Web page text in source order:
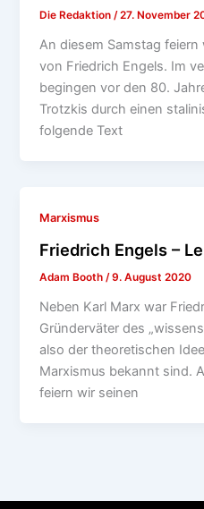
Die Redaktion/27. November
An diesem Samstag
von Friedrich Engels. Im
begingen vor den 80.
Trotzkis durch einen
folgende Text
Marxismus
Friedrich Engels –
Adam Booth/9. August 2020
Neben Karl Marx war
Gründerväter des
also der theoretischen
Marxismus bekannt sind.
feiern wir seinen